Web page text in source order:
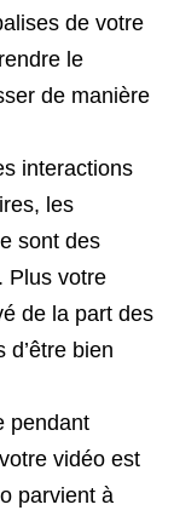
de votre
le
de manière
interactions
les
sont des
Plus votre
de la part des
bien
pendant
vidéo est
parvient à